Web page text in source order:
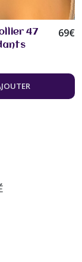
47
de
base
69€